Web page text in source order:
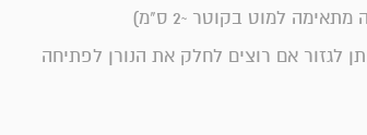
לגזור אם רוצים לחלק את הנורן לפתיחה